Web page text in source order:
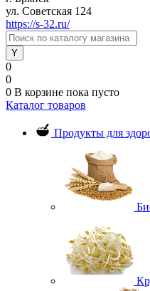
ул. Советская 124
https://s-32.ru/
0
0
0 В корзине пока пусто
Каталог товаров
Продукты для